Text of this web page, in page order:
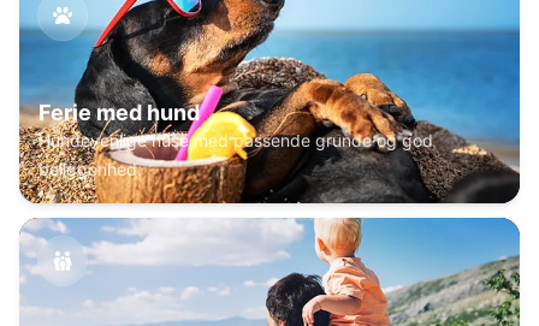
Ferie med hund
Hundevenlige huse med passende grunde og god
beliggenhed.